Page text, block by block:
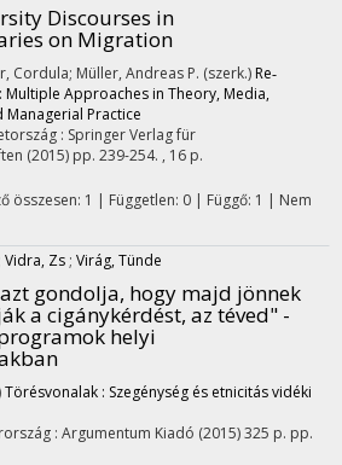
Discourses in
on Migration
Cordula; Müller, Andreas P. (szerk.) Re‐
Multiple Approaches in Theory, Media,
Managerial Practice
: Springer Verlag für
(2015) pp. 239-254. , 16 p.
összesen: 1 | Független: 0 | Függő: 1 | Nem
Vidra, Zs ; Virág, Tünde
gondolja, hogy majd jönnek
a cigánykérdést, az téved" -
helyi
Törésvonalak : Szegénység és etnicitás vidéki
: Argumentum Kiadó (2015)325 p. pp.